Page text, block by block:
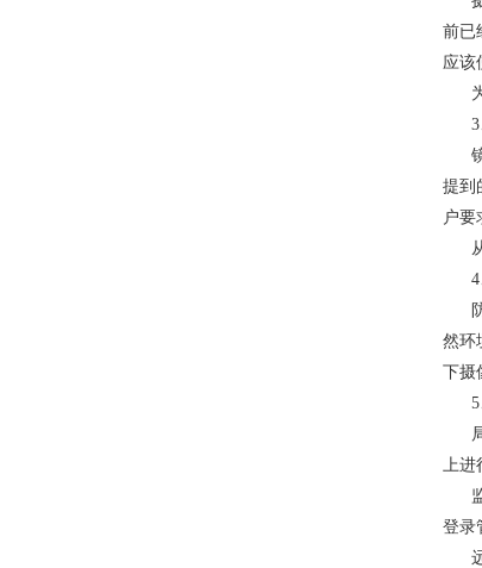
前已
应该
提到
户要
然环
下摄
上进
登录